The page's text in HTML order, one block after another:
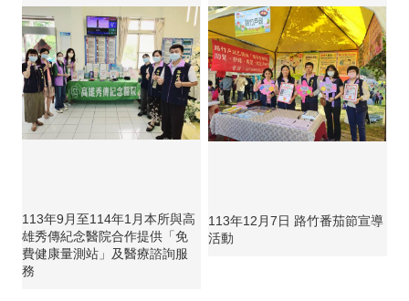
113年9月至114年1月本所與高
雄秀傳紀念醫院合作提供「免
費健康量測站」及醫療諮詢服
務
113年12月7日 路竹番茄節宣導
活動